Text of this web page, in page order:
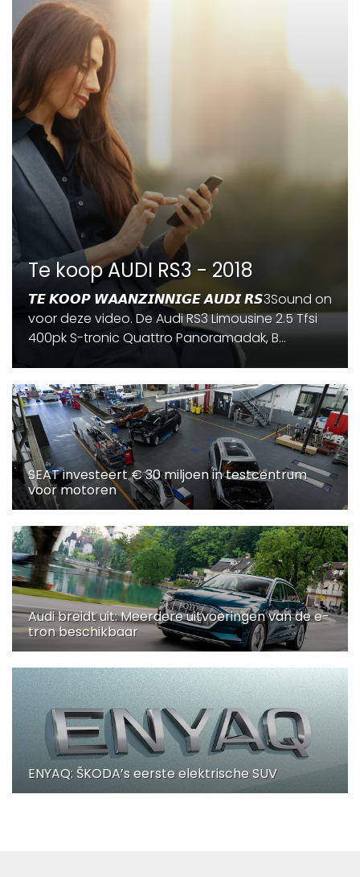
Te koop AUDI RS3 - 2018
𝙏𝙀 𝙆𝙊𝙊𝙋 𝙒𝘼𝘼𝙉𝙕𝙄𝙉𝙉𝙄𝙂𝙀 𝘼𝙐𝘿𝙄 𝙍𝙎3Sound on
voor deze video. De Audi RS3 Limousine 2.5 Tfsi
400pk S-tronic Quattro Panoramadak, B...
SEAT investeert € 30 miljoen in testcentrum
voor motoren
Audi breidt uit: Meerdere uitvoeringen van de e-
tron beschikbaar
ENYAQ: ŠKODA’s eerste elektrische SUV